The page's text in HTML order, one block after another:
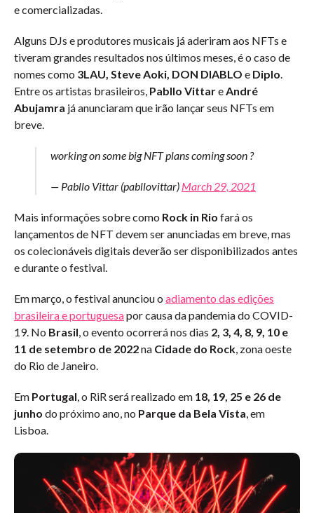
e comercializadas.
Alguns DJs e produtores musicais já aderiram aos NFTs e
tiveram grandes resultados nos últimos meses, é o caso de
nomes como 3LAU, Steve Aoki, DON DIABLO e Diplo.
Entre os artistas brasileiros, Pabllo VittareAndré
Abujamra já anunciaram que irão lançar seus NFTs em
breve.
working on some big NFT plans coming soon ?
— Pabllo Vittar (pabllovittar) March 29, 2021
Mais informações sobre como Rock in Rio fará os
lançamentos de NFT devem ser anunciadas em breve, mas
os colecionáveis digitais deverão ser disponibilizados antes
e durante o festival.
Em março, o festival anunciou o adiamento das edições
brasileira e portuguesapor causa da pandemia do COVID-
19. No Brasil, o evento ocorrerá nos dias 2, 3, 4, 8, 9, 10 e
11 de setembro de 2022na Cidade do Rock, zona oeste
do Rio de Janeiro.
Em Portugal, o RiR será realizado em 18, 19, 25 e 26 de
junho do próximo ano, no Parque da Bela Vista, em
Lisboa.